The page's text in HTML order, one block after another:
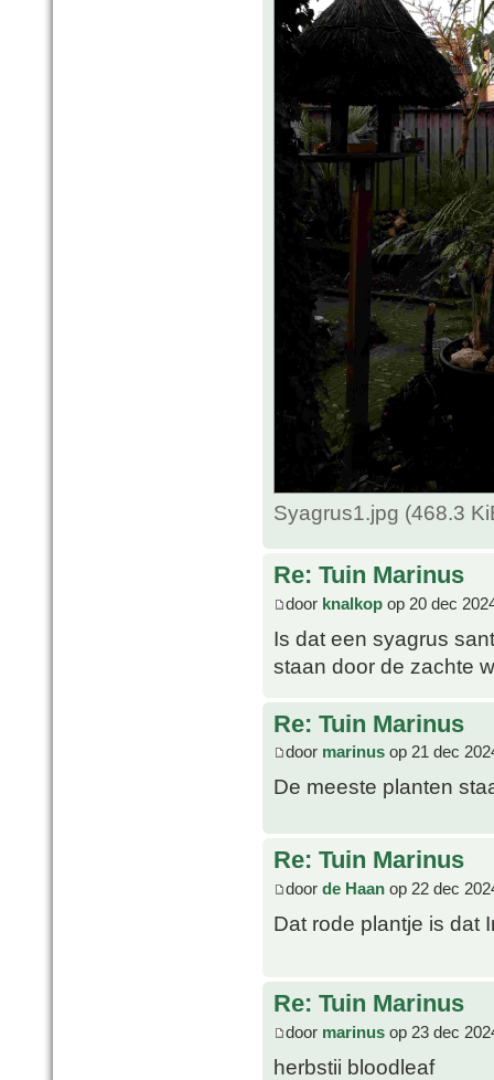
Syagrus1.jpg (468.3
Re: Tuin Marinus
door knalkop op 20 dec
Is dat een syagrus
staan door de zachte
Re: Tuin Marinus
door marinus op 21 dec
De meeste planten
Re: Tuin Marinus
door de Haan op 22 dec
Dat rode plantje is dat
Re: Tuin Marinus
door marinus op 23 dec
herbstii bloodleaf